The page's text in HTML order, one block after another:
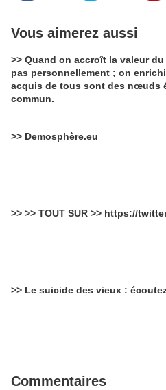
Vous aimerez aussi
>> Quand on accroît la valeur
pas personnellement ; on
acquis de tous sont des nœuds
commun.
>> Demosphère.eu
>> >> TOUT SUR >> https://
>> Le suicide des vieux :
Commentaires